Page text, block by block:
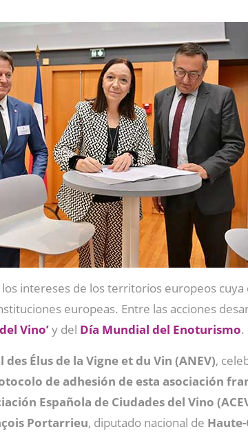
los intereses de los territorios europeos
europeas. Entre las acciones
Vino’y del Día Mundial del Enoturismo.
Élus de la Vigne et du Vin (ANEV),
de adhesión de esta asociación
Española de Ciudades del Vino
Portarrieu, diputado nacional de